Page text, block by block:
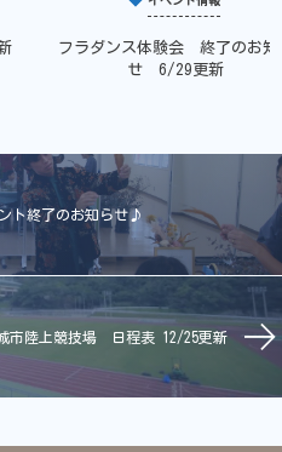
フラダンス体験会 終了のお知
せ 6/29更新
ト終了のお知らせ♪
市陸上競技場 日程表 12/25更新